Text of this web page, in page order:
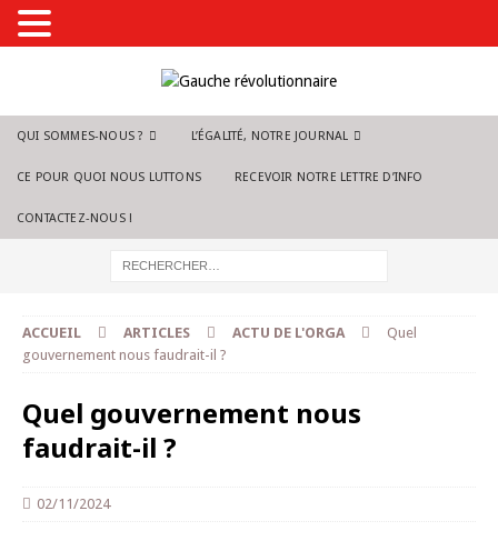
QUI SOMMES-NOUS ? L’ÉGALITÉ, NOTRE JOURNAL
CE POUR QUOI NOUS LUTTONS RECEVOIR NOTRE LETTRE D’INFO
CONTACTEZ-NOUS !
ACCUEIL ARTICLES ACTU DE L'ORGA
Quel
gouvernement nous faudrait-il ?
Quel gouvernement nous
faudrait-il ?
02/11/2024